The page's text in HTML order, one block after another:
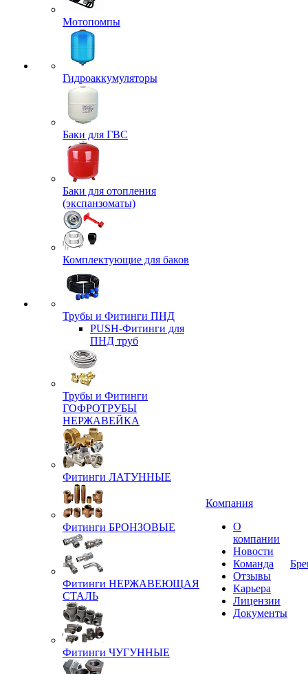
Мотопомпы
Гидроаккумуляторы
Баки для ГВС
Баки для отопления
(экспанзоматы)
Комплектующие для баков
Трубы и Фитинги ПНД
PUSH-Фитинги для
ПНД труб
Трубы и Фитинги
ГОФРОТРУБЫ
НЕРЖАВЕЙКА
Фитинги ЛАТУННЫЕ
Фитинги БРОНЗОВЫЕ
Фитинги НЕРЖАВЕЮЩАЯ
СТАЛЬ
Фитинги ЧУГУННЫЕ
Компания
О
компании
Новости
Команда
Отзывы
Карьера
Лицензии
Документы